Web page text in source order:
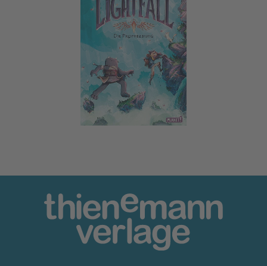
Lightfall 2: Die Prophezeiung